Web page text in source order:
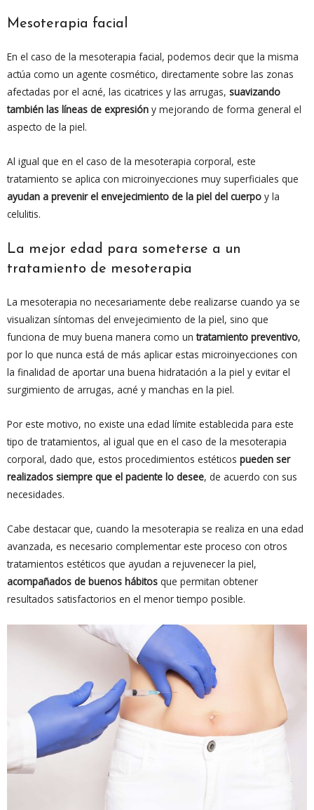
Mesoterapia facial
En el caso de la mesoterapia facial, podemos decir que la misma
actúa como un agente cosmético, directamente sobre las zonas
afectadas por el acné, las cicatrices y las arrugas, suavizando
también las líneas de expresión y mejorando de forma general el
aspecto de la piel.
Al igual que en el caso de la mesoterapia corporal, este
tratamiento se aplica con microinyecciones muy superficiales que
ayudan a prevenir el envejecimiento de la piel del cuerpo y la
celulitis.
La mejor edad para someterse a un
tratamiento de mesoterapia
La mesoterapia no necesariamente debe realizarse cuando ya se
visualizan síntomas del envejecimiento de la piel, sino que
funciona de muy buena manera como untratamiento preventivo,
por lo que nunca está de más aplicar estas microinyecciones con
la finalidad de aportar una buena hidratación a la piel y evitar el
surgimiento de arrugas, acné y manchas en la piel.
Por este motivo, no existe una edad límite establecida para este
tipo de tratamientos, al igual que en el caso de la mesoterapia
corporal, dado que, estos procedimientos estéticos pueden ser
realizados siempre que el paciente lo desee, de acuerdo con sus
necesidades.
Cabe destacar que, cuando la mesoterapia se realiza en una edad
avanzada, es necesario complementar este proceso con otros
tratamientos estéticos que ayudan a rejuvenecer la piel,
acompañados de buenos hábitos que permitan obtener
resultados satisfactorios en el menor tiempo posible.